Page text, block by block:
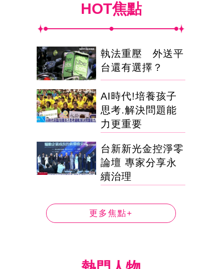
HOT焦點
執法重壓 外送平
台還有選擇？
AI時代!培養孩子
思考.解決問題能
力更重要
台新新光金控淨零
論壇 專家分享永
續治理
更多焦點+